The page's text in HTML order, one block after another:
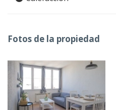
Fotos de la propiedad